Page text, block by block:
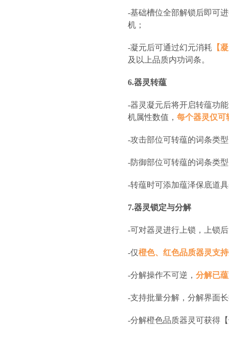
-基础槽位全部解锁后即可
机；
-凝元后可通过幻元消耗 【
及以上品质内功词条。
6.器灵转蕴
-器灵凝元后将开启转蕴功
机属性数值， 每个器灵仅可
-攻击部位可转蕴的词条类
-防御部位可转蕴的词条类
-转蕴时可添加蕴泽保底道
7.器灵锁定与分解
-可对器灵进行上锁，上锁
-仅橙色、红色品质器灵支
-分解操作不可逆， 分解已
-支持批量分解，分解界面
-分解橙色品质器灵可获得